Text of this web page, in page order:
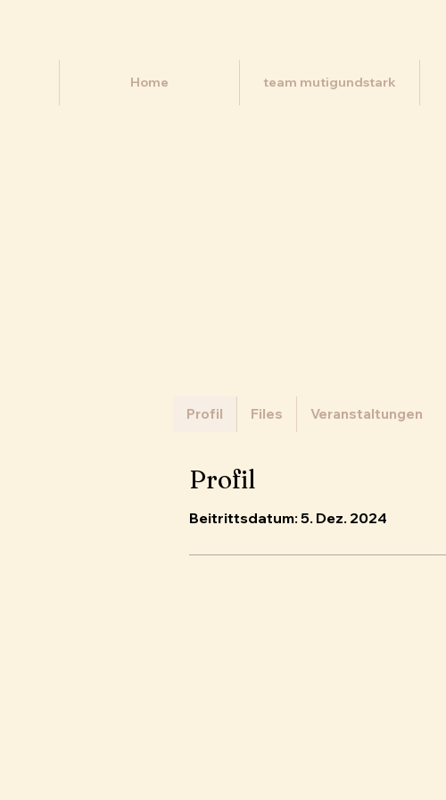
Home team mutigundstark
Profil
Beitrittsdatum: 5. Dez. 2024
Profil Files Veranstaltungen